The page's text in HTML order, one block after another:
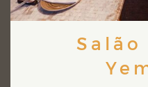
Salão